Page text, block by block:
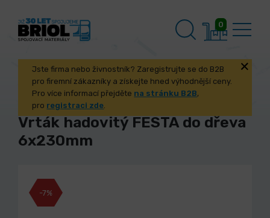
0
Jste firma nebo živnostník? Zaregistrujte se do B2B
pro firemní zákazníky a získejte hned výhodnější ceny.
Pro více informací přejděte na stránku B2B,
pro registraci zde.
Vrták hadovitý FESTA do dřeva
6x230mm
-7%